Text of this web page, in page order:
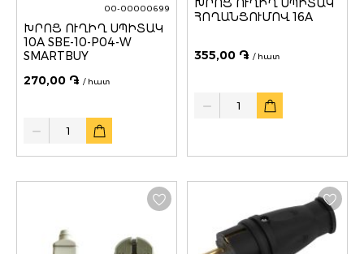
00-00000699
ԽՐՈՑ ՈՒՂԻՂ ՍՊԻՏԱԿ
10A SBE-10-P04-W
SMARTBUY
270,00 ֏ / հատ
ԽՐՈՑ ՈՒՂԻՂ ՍՊԻՏԱԿ
ՀՈՂԱՆՑՈՒՄՈՎ 16A
355,00 ֏ / հատ